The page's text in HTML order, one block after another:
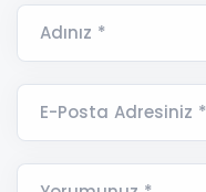
Adınız *
E-Posta Adresiniz *